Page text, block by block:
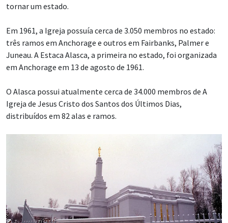
tornar um estado.
Em 1961, a Igreja possuía cerca de 3.050 membros no estado:
três ramos em Anchorage e outros em Fairbanks, Palmer e
Juneau. A Estaca Alasca, a primeira no estado, foi organizada
em Anchorage em 13 de agosto de 1961.
O Alasca possui atualmente cerca de 34.000 membros de A
Igreja de Jesus Cristo dos Santos dos Últimos Dias,
distribuídos em 82 alas e ramos.